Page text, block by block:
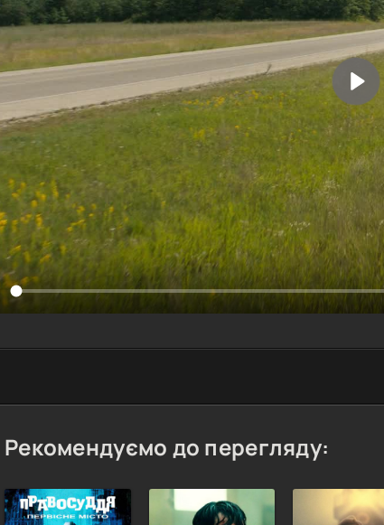
Рекомендуємо до перегляду: